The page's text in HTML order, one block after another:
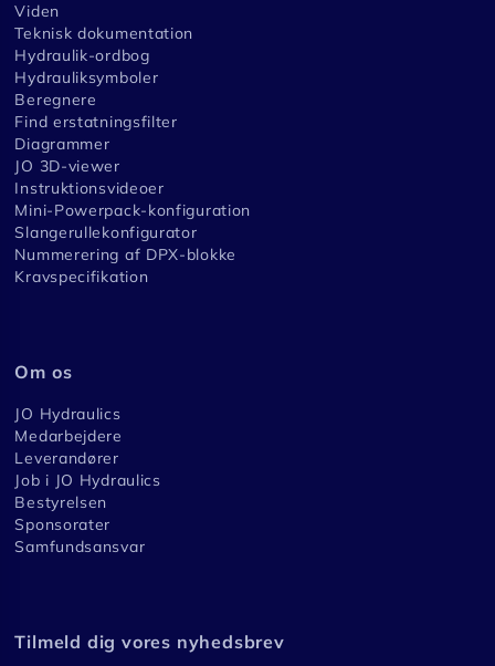
Viden
Teknisk dokumentation
Hydraulik-ordbog
Hydrauliksymboler
Beregnere
Find erstatningsfilter
Diagrammer
JO 3D-viewer
Instruktionsvideoer
Mini-Powerpack-konfiguration
Slangerullekonfigurator
Nummerering af DPX-blokke
Kravspecifikation
Om os
JO Hydraulics
Medarbejdere
Leverandører
Job i JO Hydraulics
Bestyrelsen
Sponsorater
Samfundsansvar
Tilmeld dig vores nyhedsbrev